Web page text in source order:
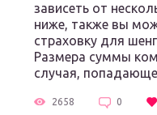
зависеть от
ниже, также вы
страховку для
Размера суммы
случая,
2658 0